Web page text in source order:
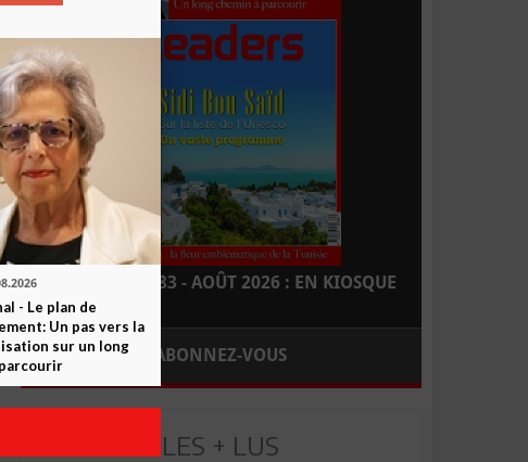
LEADERS N° 183 - AOÛT 2026 : EN KIOSQUE
ABONNEZ-VOUS
LES + LUS
- Le plan de
Un pas vers la
sur un long